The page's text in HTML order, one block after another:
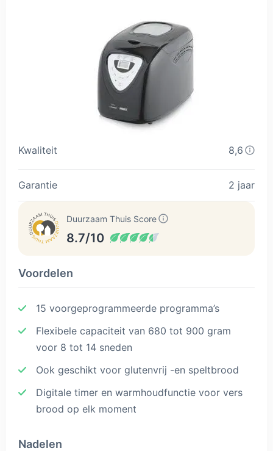
Kwaliteit 8,6
Garantie 2 jaar
Duurzaam Thuis Score
8.7/10
Voordelen
15 voorgeprogrammeerde programma’s
Flexibele capaciteit van 680 tot 900 gram
voor 8 tot 14 sneden
Ook geschikt voor glutenvrij -en speltbrood
Digitale timer en warmhoudfunctie voor vers
brood op elk moment
Nadelen